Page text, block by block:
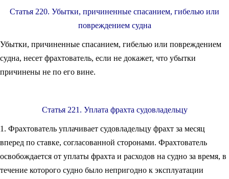
Статья 220. Убытки, причиненные спасанием, гибелью или
повреждением судна
Убытки, причиненные спасанием, гибелью или повреждением
судна, несет фрахтователь, если не докажет, что убытки
причинены не по его вине.
Статья 221. Уплата фрахта судовладельцу
1. Фрахтователь уплачивает судовладельцу фрахт за месяц
вперед по ставке, согласованной сторонами. Фрахтователь
освобождается от уплаты фрахта и расходов на судно за время, в
течение которого судно было непригодно к эксплуатации